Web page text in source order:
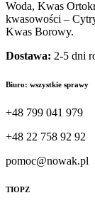
Woda, Kwas
kwasowości –
Kwas Borowy.
Dostawa: 2-5 dni
Biuro: wszystkie sprawy
+48 799 041 979
+48 22 758 92 92
pomoc@nowak.pl
TIOPZ